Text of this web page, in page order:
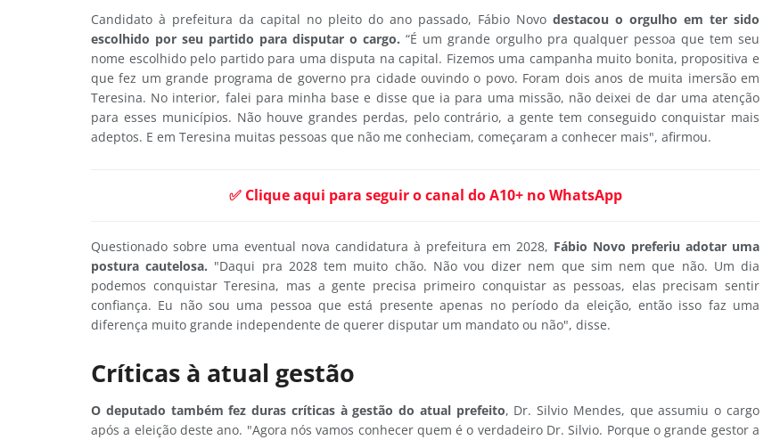
Candidato à prefeitura da capital no pleito do ano passado, Fábio Novo destacou o orgulho em ter sido
escolhido por seu partido para disputar o cargo. “É um grande orgulho pra qualquer pessoa que tem seu
nome escolhido pelo partido para uma disputa na capital. Fizemos uma campanha muito bonita, propositiva e
que fez um grande programa de governo pra cidade ouvindo o povo. Foram dois anos de muita imersão em
Teresina. No interior, falei para minha base e disse que ia para uma missão, não deixei de dar uma atenção
para esses municípios. Não houve grandes perdas, pelo contrário, a gente tem conseguido conquistar mais
adeptos. E em Teresina muitas pessoas que não me conheciam, começaram a conhecer mais", afirmou.
✅ Clique aqui para seguir o canal do A10+ no WhatsApp
Questionado sobre uma eventual nova candidatura à prefeitura em 2028, Fábio Novo preferiu adotar uma
postura cautelosa. "Daqui pra 2028 tem muito chão. Não vou dizer nem que sim nem que não. Um dia
podemos conquistar Teresina, mas a gente precisa primeiro conquistar as pessoas, elas precisam sentir
confiança. Eu não sou uma pessoa que está presente apenas no período da eleição, então isso faz uma
diferença muito grande independente de querer disputar um mandato ou não", disse.
Críticas à atual gestão
O deputado também fez duras críticas à gestão do atual prefeito, Dr. Silvio Mendes, que assumiu o cargo
após a eleição deste ano. "Agora nós vamos conhecer quem é o verdadeiro Dr. Silvio. Porque o grande gestor a